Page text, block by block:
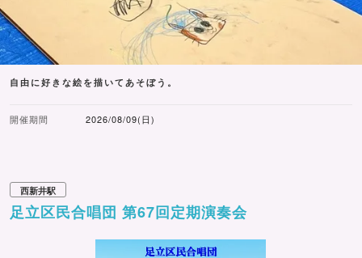
自由に好きな絵を描いてあそぼう。
開催期間 2026/08/09(日)
西新井駅
足立区民合唱団 第67回定期演奏会